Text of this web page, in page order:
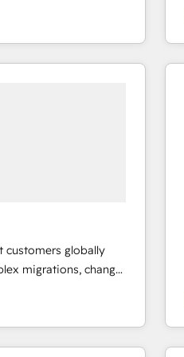
experts en
Revops, CRM et
With over 115
customers globally
migrations, change
and creative
impact and
HubSpot